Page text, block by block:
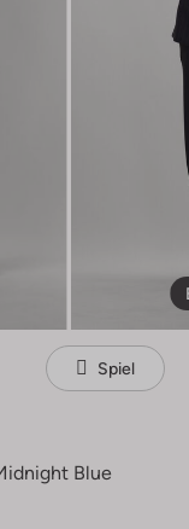
Spiel
Blue